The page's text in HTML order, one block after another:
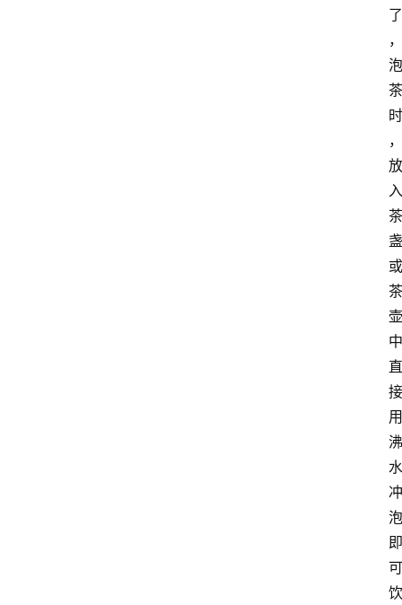
了
，
泡
茶
时
，
放
入
茶
盏
或
茶
壶
中
直
接
用
沸
水
冲
泡
即
可
饮